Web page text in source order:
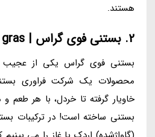
هستند.
2. بستنی فوی گراس | Foie gras
بستنی فوی گراس یکی از
محصولات یک شرکت فراوری
خاویار گرفته تا خردل، با هر طعم
بستنی ساخته است! در ترکیبات